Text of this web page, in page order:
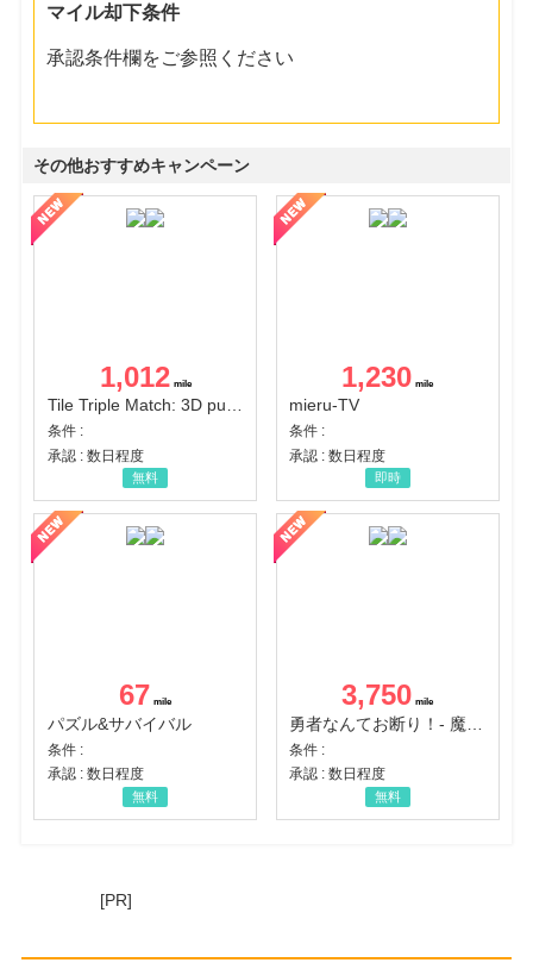
マイル却下条件
承認条件欄をご参照ください
その他おすすめキャンペーン
1,012
Tile Triple Match: 3D puzzle
条件 :
承認 : 数日程度
無料
1,230
mieru-TV
条件 :
承認 : 数日程度
即時
67
パズル&サバイバル
条件 :
承認 : 数日程度
無料
3,750
条件 :
承認 : 数日程度
無料
[PR]